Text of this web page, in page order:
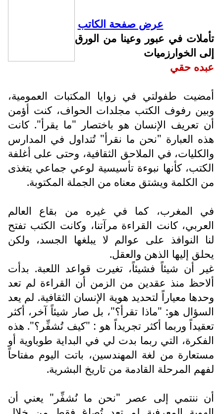
عرض صفحة الكاتب
تأملات في عبور وعينا من الورق
إلى الخوارزميات
عبده حقي
أمضيت طفولتي في زوايا المكتبات العمومية،
وبين رفوف الكتب مجلدات الحواف، كنت أؤمن
أن تعريف الإنسان هو باختصار "ما يقرأ". كانت
هذه العبارة "نحن ما نقرأ" تُتداول في المدارس
والكليات، في الملاحق الثقافية، وحتى على أغلفة
الكتب، كأنها نبوءة تأسيسية لوعي جماعي يتغذى
من الكلمة ويشتق معناه من الجملة المكتوبة.
في المغرب، كما في غيره من بقاع العالم
العربي، كانت القراءة مرآتنا، وكانت الكتب تفتح
لنا النوافذ على عوالم لا يبلغها الجسد، ولكن
يحلق إليها الذهن والعقل.
غير أن شيئاً فشيئاً، تغيرت قواعد اللعبة. بدأت
ألاحظ منذ عقدين من الزمن أن القراءة لم تعد
وحدها معياراً لتحديد هوية الإنسان الثقافية. لم يعد
السؤال هو: "ماذا تقرأ؟"، بل صار شيئاً آخر، أكثر
تعقيداً وربما أكثر تجريداً هو : "كيف تُشفِّر؟". هذه
الفكرة، التي ربما بدت لي في البداية طوباوية أو
مستعارة من لغة المهندسين، باتت اليوم مفتاحاً
لفهم المرحلة القادمة من تاريخ البشرية.
أن ننتمي إلى عصر "نحن ما نُشفِّر" يعني أن